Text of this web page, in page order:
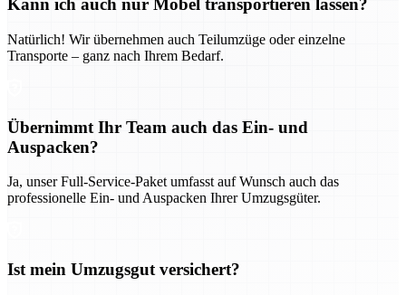
Kann ich auch nur Möbel transportieren lassen?
Natürlich! Wir übernehmen auch Teilumzüge oder einzelne
Transporte – ganz nach Ihrem Bedarf.
Übernimmt Ihr Team auch das Ein- und
Auspacken?
Ja, unser Full-Service-Paket umfasst auf Wunsch auch das
professionelle Ein- und Auspacken Ihrer Umzugsgüter.
Ist mein Umzugsgut versichert?